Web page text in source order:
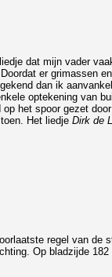
dat mijn vader
er grimassen
dan ik
optekening van
het spoor gezet
Het liedje Dirk de
regel van
Op bladzijde 182